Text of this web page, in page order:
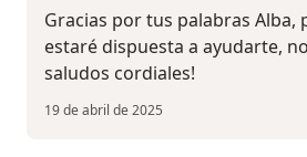
Gracias por tus palabras Alba,
estaré dispuesta a ayudarte,
saludos cordiales!
19 de abril de 2025